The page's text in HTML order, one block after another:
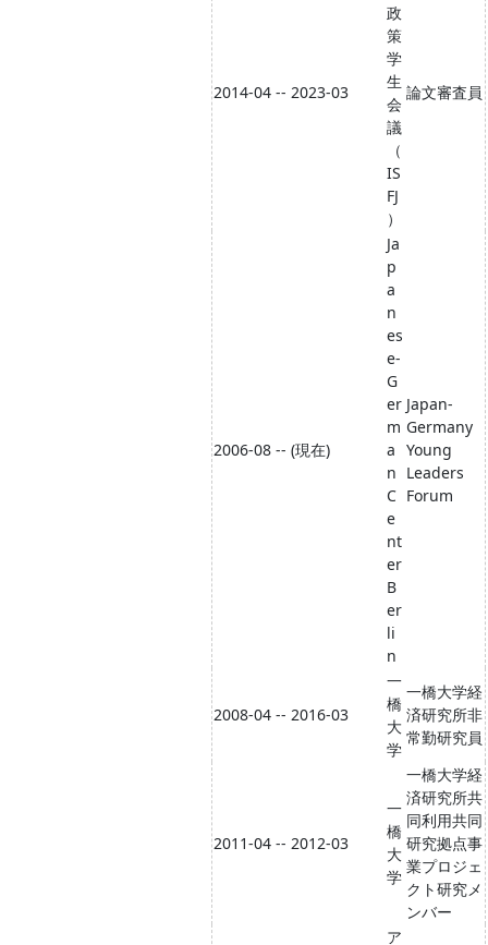
2014-04 -- 2023-03
政
策
学
生
会
議
（
IS
FJ
）
論文審査員
2006-08 -- (現在)
Ja
p
a
n
es
e-
G
er
m
a
n
C
e
nt
er
B
er
li
n
Japan-
Germany
Young
Leaders
Forum
2008-04 -- 2016-03
一
橋
大
学
一橋大学経
済研究所非
常勤研究員
2011-04 -- 2012-03
一
橋
大
学
一橋大学経
済研究所共
同利用共同
研究拠点事
業プロジェ
クト研究メ
ンバー
ア